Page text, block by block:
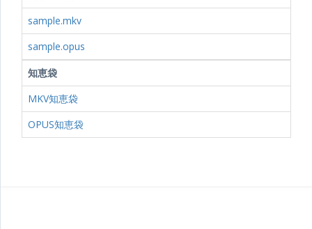
sample.mkv
sample.opus
知恵袋
MKV知恵袋
OPUS知恵袋